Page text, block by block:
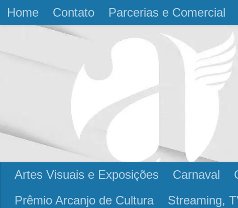
Skip to content
Home Contato Parcerias e Comercial
Artes Visuais e Exposições Carnaval
Prêmio Arcanjo de Cultura
Streaming,